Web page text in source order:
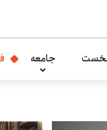
جامعه